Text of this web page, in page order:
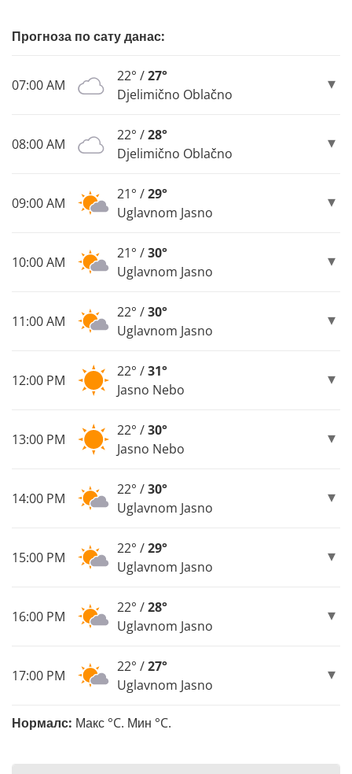
Прогноза по сату данас:
07:00 AM
22° /27°
Djelimično Oblačno
08:00 AM
22° /28°
Djelimično Oblačno
09:00 AM
21° /29°
Uglavnom Jasno
10:00 AM
21° /30°
Uglavnom Jasno
11:00 AM
22° /30°
Uglavnom Jasno
12:00 PM
22° /31°
Jasno Nebo
13:00 PM
22° /30°
Jasno Nebo
14:00 PM
22° /30°
Uglavnom Jasno
15:00 PM
22° /29°
Uglavnom Jasno
16:00 PM
22° /28°
Uglavnom Jasno
17:00 PM
22° /27°
Uglavnom Jasno
Нормалс: Макс °C. Мин °C.